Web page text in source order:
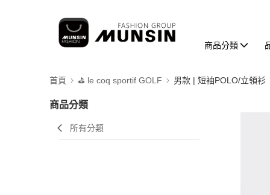
商品分類
首頁 ⛳️ le coq sportif GOLF 男款 | 短袖POLO/立領衫
商品分類
所有分類